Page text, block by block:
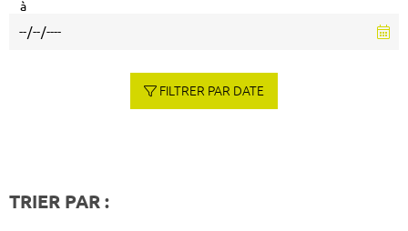
à
FILTRER PAR DATE
TRIER PAR :